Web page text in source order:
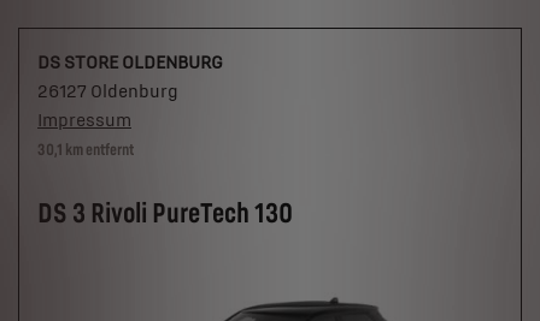
30,1 km entfernt
DS 3 Rivoli PureTech 130
DS STORE OLDENBURG
26127 Oldenburg
Impressum